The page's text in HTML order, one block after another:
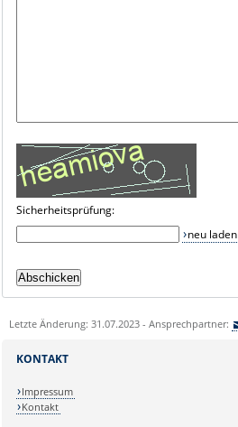
Sicherheitsprüfung:
neu laden
Letzte Änderung: 31.07.2023 - Ansprechpartner:
KONTAKT
Impressum
Kontakt